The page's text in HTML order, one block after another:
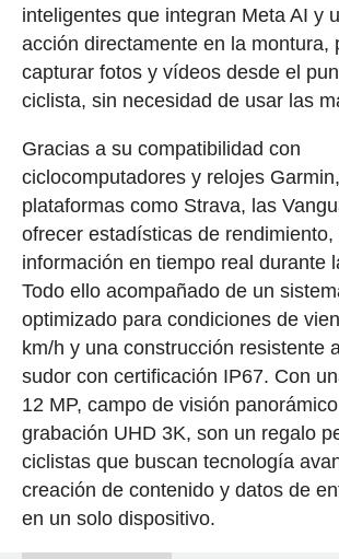
inteligentes que integran Meta AI y
acción directamente en la montura,
capturar fotos y vídeos desde el
ciclista, sin necesidad de usar las
Gracias a su compatibilidad con
ciclocomputadores y relojes
plataformas como Strava, las
ofrecer estadísticas de rendimiento,
información en tiempo real durante
Todo ello acompañado de un
optimizado para condiciones de
km/h y una construcción resistente
sudor con certificación IP67. Con
12 MP, campo de visión
grabación UHD 3K, son un regalo
ciclistas que buscan tecnología
creación de contenido y datos de
en un solo dispositivo.